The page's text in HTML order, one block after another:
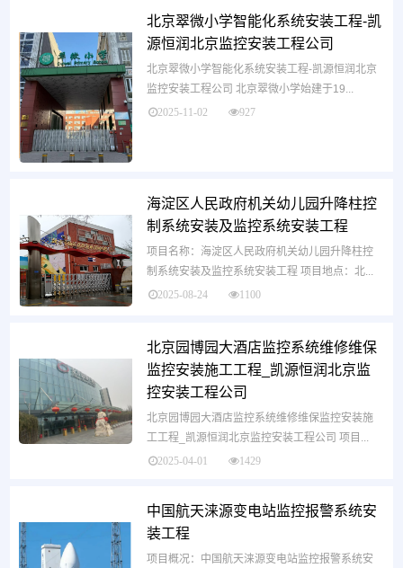
北京翠微小学智能化系统安装工程-凯
源恒润北京监控安装工程公司
北京翠微小学智能化系统安装工程-凯源恒润北京
监控安装工程公司 北京翠微小学始建于19...
2025-11-02 927
海淀区人民政府机关幼儿园升降柱控
制系统安装及监控系统安装工程
项目名称：海淀区人民政府机关幼儿园升降柱控
制系统安装及监控系统安装工程 项目地点：北...
2025-08-24 1100
北京园博园大酒店监控系统维修维保
监控安装施工工程_凯源恒润北京监
控安装工程公司
北京园博园大酒店监控系统维修维保监控安装施
工工程_凯源恒润北京监控安装工程公司 项目...
2025-04-01 1429
中国航天涞源变电站监控报警系统安
装工程
项目概况：中国航天涞源变电站监控报警系统安